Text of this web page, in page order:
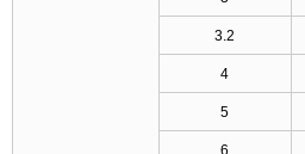
3.2
4
5
6